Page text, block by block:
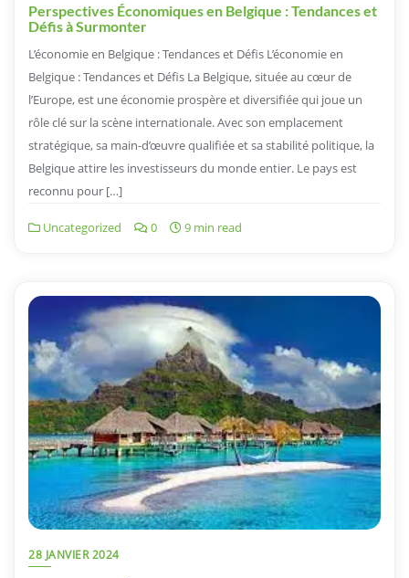
Perspectives Économiques en Belgique : Tendances et
Défis à Surmonter
L’économie en Belgique : Tendances et Défis L’économie en
Belgique : Tendances et Défis La Belgique, située au cœur de
l’Europe, est une économie prospère et diversifiée qui joue un
rôle clé sur la scène internationale. Avec son emplacement
stratégique, sa main-d’œuvre qualifiée et sa stabilité politique, la
Belgique attire les investisseurs du monde entier. Le pays est
reconnu pour […]
Uncategorized 0 9 min read
28 JANVIER 2024